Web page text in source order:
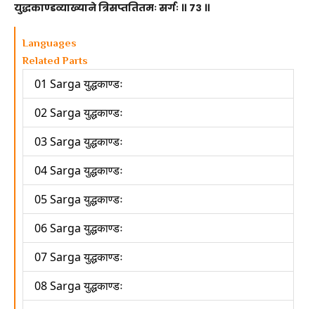
युद्धकाण्डव्याख्याने त्रिसप्ततितमः सर्गः ॥ ७३ ॥
Languages
Related Parts
01 Sarga युद्धकाण्डः
02 Sarga युद्धकाण्डः
03 Sarga युद्धकाण्डः
04 Sarga युद्धकाण्डः
05 Sarga युद्धकाण्डः
06 Sarga युद्धकाण्डः
07 Sarga युद्धकाण्डः
08 Sarga युद्धकाण्डः